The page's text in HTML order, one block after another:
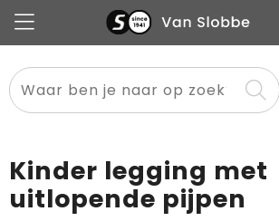
Alle categorieën
Snoep
Pennen
Notitieboekjes
Flessen
Glazen en karaffen
Meest gekozen
Sportkleding
Boodschappen- en draagtassen
Sport & vrije tijd
Kinder legging met
uitlopende pijpen